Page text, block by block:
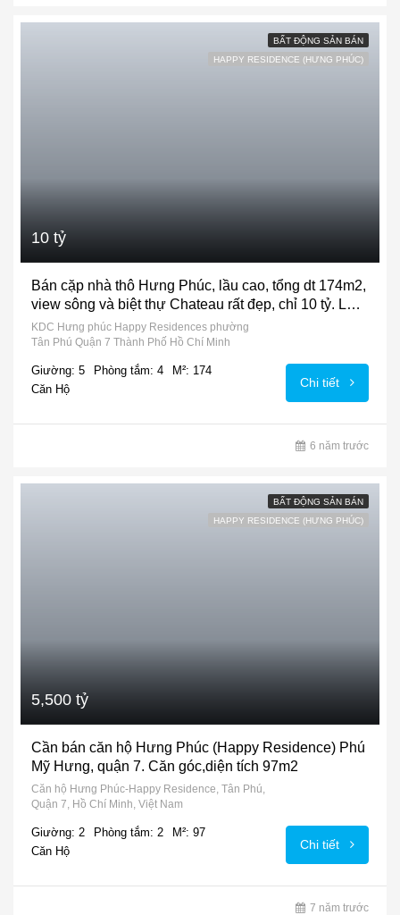
BẤT ĐỘNG SẢN BÁN
HAPPY RESIDENCE (HƯNG PHÚC)
10 tỷ
Bán cặp nhà thô Hưng Phúc, lầu cao, tổng dt 174m2,
view sông và biệt thự Chateau rất đẹp, chỉ 10 tỷ. LH
0902427307
KDC Hưng phúc Happy Residences phường
Tân Phú Quận 7 Thành Phố Hồ Chí Minh
Giường: 5 Phòng tắm: 4
M²: 174
Căn Hộ
Chi tiết
6 năm trước
BẤT ĐỘNG SẢN BÁN
HAPPY RESIDENCE (HƯNG PHÚC)
5,500 tỷ
Cần bán căn hộ Hưng Phúc (Happy Residence) Phú
Mỹ Hưng, quận 7. Căn góc,diện tích 97m2
Căn hộ Hưng Phúc-Happy Residence, Tân Phú,
Quận 7, Hồ Chí Minh, Việt Nam
Giường: 2 Phòng tắm: 2
M²: 97
Căn Hộ
Chi tiết
7 năm trước